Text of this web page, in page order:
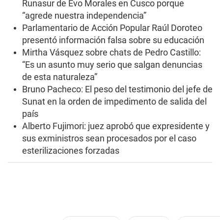
Runasur de Evo Morales en Cusco porque
“agrede nuestra independencia”
Parlamentario de Acción Popular Raúl Doroteo
presentó información falsa sobre su educación
Mirtha Vásquez sobre chats de Pedro Castillo:
“Es un asunto muy serio que salgan denuncias
de esta naturaleza”
Bruno Pacheco: El peso del testimonio del jefe de
Sunat en la orden de impedimento de salida del
país
Alberto Fujimori: juez aprobó que expresidente y
sus exministros sean procesados por el caso
esterilizaciones forzadas